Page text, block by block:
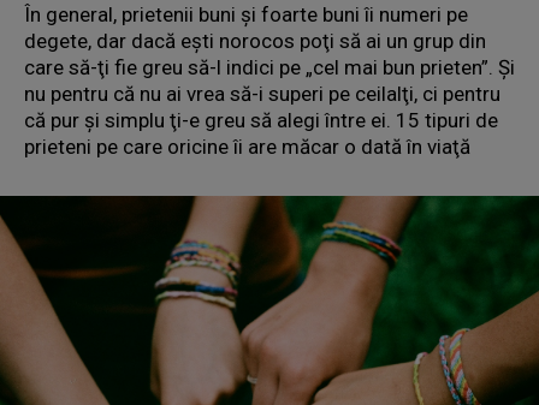
În general, prietenii buni şi foarte buni îi numeri pe
degete, dar dacă eşti norocos poţi să ai un grup din
care să-ţi fie greu să-l indici pe „cel mai bun prieten”. Şi
nu pentru că nu ai vrea să-i superi pe ceilalţi, ci pentru
că pur şi simplu ţi-e greu să alegi între ei. 15 tipuri de
prieteni pe care oricine îi are măcar o dată în viaţă